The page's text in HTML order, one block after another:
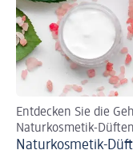
Entdecken Sie die
Naturkosmetik-
Naturkosmetik-